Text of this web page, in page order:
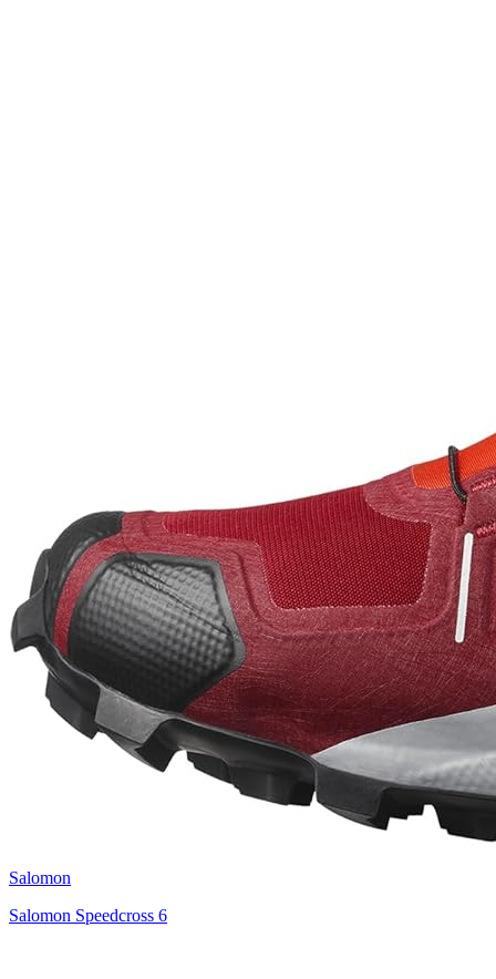
Salomon
Salomon Speedcross 6